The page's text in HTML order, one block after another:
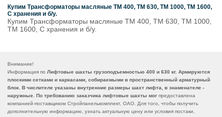
Купим Трансформаторы масляные ТМ 400, ТМ 630, ТМ 1000, ТМ 1600,
С хранения и б/у.
Купим Трансформаторы масляные ТМ 400, ТМ 630, ТМ 1000,
ТМ 1600, С хранения и б/у.
Внимание!
Информация по Лифтовые шахты грузоподъемностью 400 и 630 кг. Армируются
плоскими сетками и каркасами, собираемыми в пространственный арматурный
блок. В числителе указаны внутренние размеры шахт лифта, в знаменателе -
наружные. По требованию заказчика лифтовые шахты мог предоставлена
компанией-поставщиком Стройпанелькомплект, ОАО. Для того, чтобы получить
дополнительную информацию, узнать актуальную цену или условия постаки,